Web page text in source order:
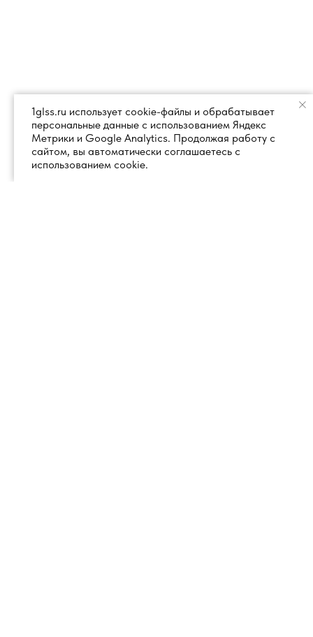
1glss.ru использует cookie-файлы и обрабатывает
персональные данные с использованием Яндекс
Метрики и Google Analytics. Продолжая работу с
сайтом, вы автоматически соглашаетесь с
использованием cookie.